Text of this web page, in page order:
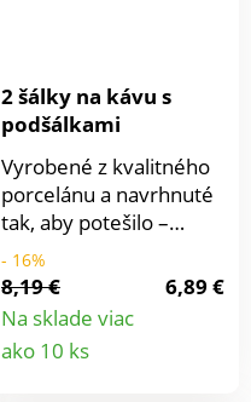
Obracačka: dĺžka 34
cm, dĺžka neberacej
plochy 6,5 cm.
2 šálky na kávu s
podšálkami
Vyrobené z kvalitného
porcelánu a navrhnuté
tak, aby potešilo –
krásny darček pre vás
alebo niekoho
výnimočného.
- 16%
8,19 €
6,89 €
Na sklade viac
ako 10 ks